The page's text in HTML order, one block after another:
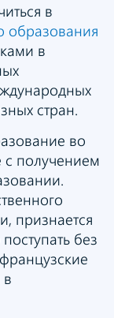
в
образования
в
стран.
во
с получением
признается
без